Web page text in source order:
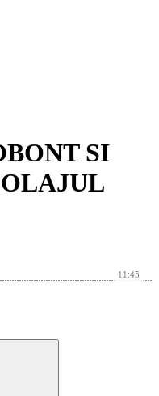
SI
11:45